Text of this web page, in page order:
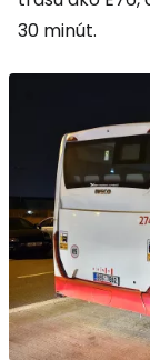
30 minút.